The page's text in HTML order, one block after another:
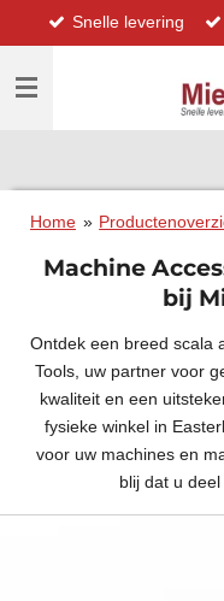
direct
naar
hoofdinhoud
Snelle levering
Home »
Machine
bij
Ontdek een breed scala
Tools, uw partner voor
kwaliteit en een
fysieke winkel in
voor uw machines en
blij dat u